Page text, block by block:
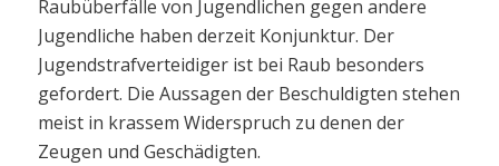
Raubüberfälle von Jugendlichen gegen andere
Jugendliche haben derzeit Konjunktur. Der
Jugendstrafverteidiger ist bei Raub besonders
gefordert. Die Aussagen der Beschuldigten stehen
meist in krassem Widerspruch zu denen der
Zeugen und Geschädigten.